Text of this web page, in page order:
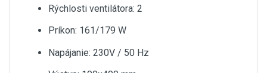
Rýchlosti ventilátora: 2
Príkon: 161/179 W
Napájanie: 230V / 50 Hz